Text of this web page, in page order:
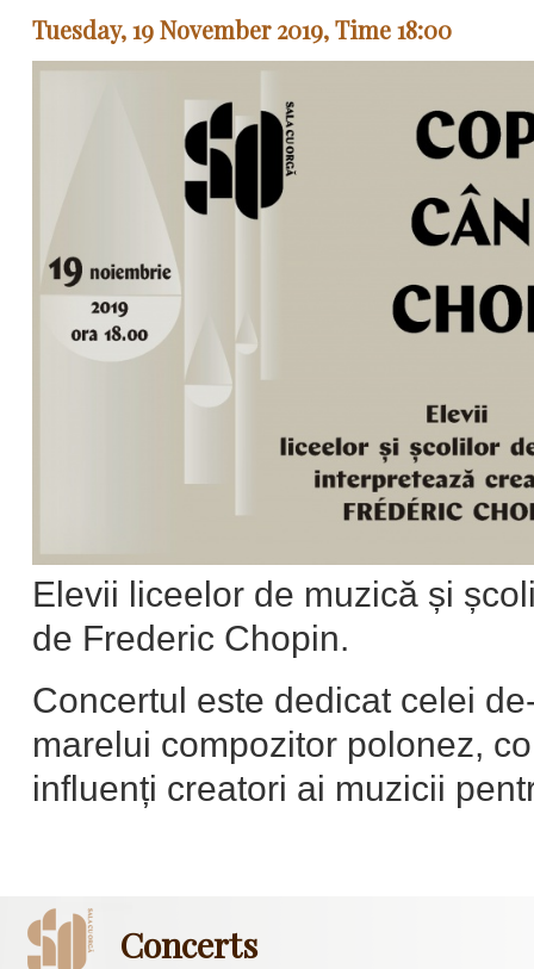
Tuesday, 19 November 2019, Time 18:00
Elevii liceelor de muzică și
de Frederic Chopin.
Concertul este dedicat celei
marelui compozitor polonez,
influenți creatori ai muzicii
Concerts